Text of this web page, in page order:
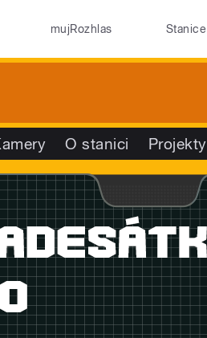
mujRozhlas Stanice
O stanici Projekty